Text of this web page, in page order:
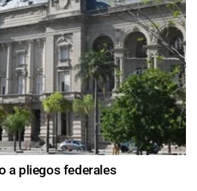
a pliegos federales